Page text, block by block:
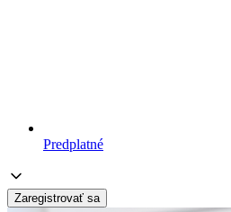
Predplatné
Zaregistrovať sa